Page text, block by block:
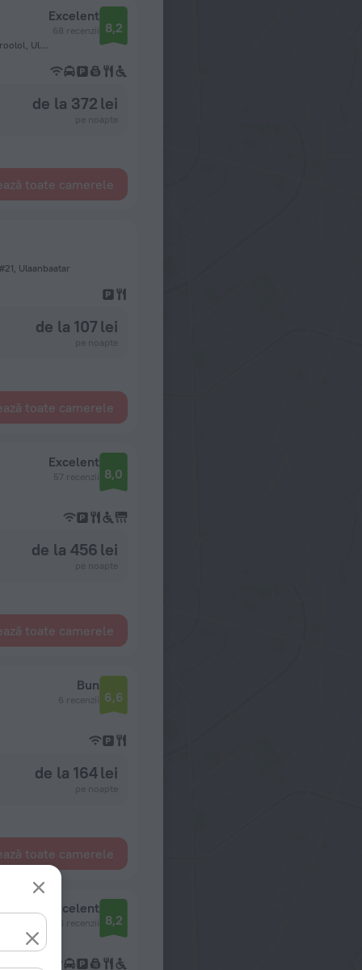
Jalkhanz Khutagt Damdinbazariin gudamj, 52, 4 dugeer khoroolol, Ulaanbaatar
Excelent
68 recenzii 8,2
de la 372 lei
toate camerele
Ulaanbaatar
de la 107 lei
toate camerele
Excelent
57 recenzii 8,0
de la 456 lei
toate camerele
Bun
6 recenzii 6,6
de la 164 lei
toate camerele
Excelent
36 recenzii 8,2